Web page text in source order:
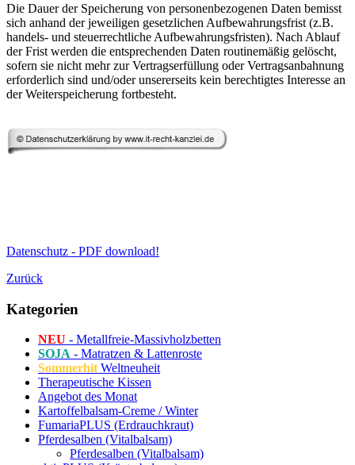
Die Dauer der Speicherung von personenbezogenen Daten bemisst
sich anhand der jeweiligen gesetzlichen Aufbewahrungsfrist (z.B.
handels- und steuerrechtliche Aufbewahrungsfristen). Nach Ablauf
der Frist werden die entsprechenden Daten routinemäßig gelöscht,
sofern sie nicht mehr zur Vertragserfüllung oder Vertragsanbahnung
erforderlich sind und/oder unsererseits kein berechtigtes Interesse an
der Weiterspeicherung fortbesteht.
Datenschutz - PDF download!
Zurück
Kategorien
NEU - Metallfreie-Massivholzbetten
SOJA - Matratzen & Lattenroste
Sommerhit Weltneuheit
Therapeutische Kissen
Angebot des Monat
Kartoffelbalsam-Creme / Winter
FumariaPLUS (Erdrauchkraut)
Pferdesalben (Vitalbalsam)
Pferdesalben (Vitalbalsam)